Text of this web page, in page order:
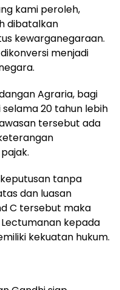
kami peroleh,
dibatalkan
kewarganegaraan.
menjadi
Agraria, bagi
20 tahun lebih
tersebut ada
tanpa
dan luasan
C tersebut maka
kepada
kekuatan hukum.